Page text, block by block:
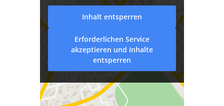
Inhalt entsperren
Erforderlichen Service
akzeptieren und Inhalte
entsperren
Huth & Schimpke
Rechtsanwälte
Altmarkt 8
04758 Oschatz